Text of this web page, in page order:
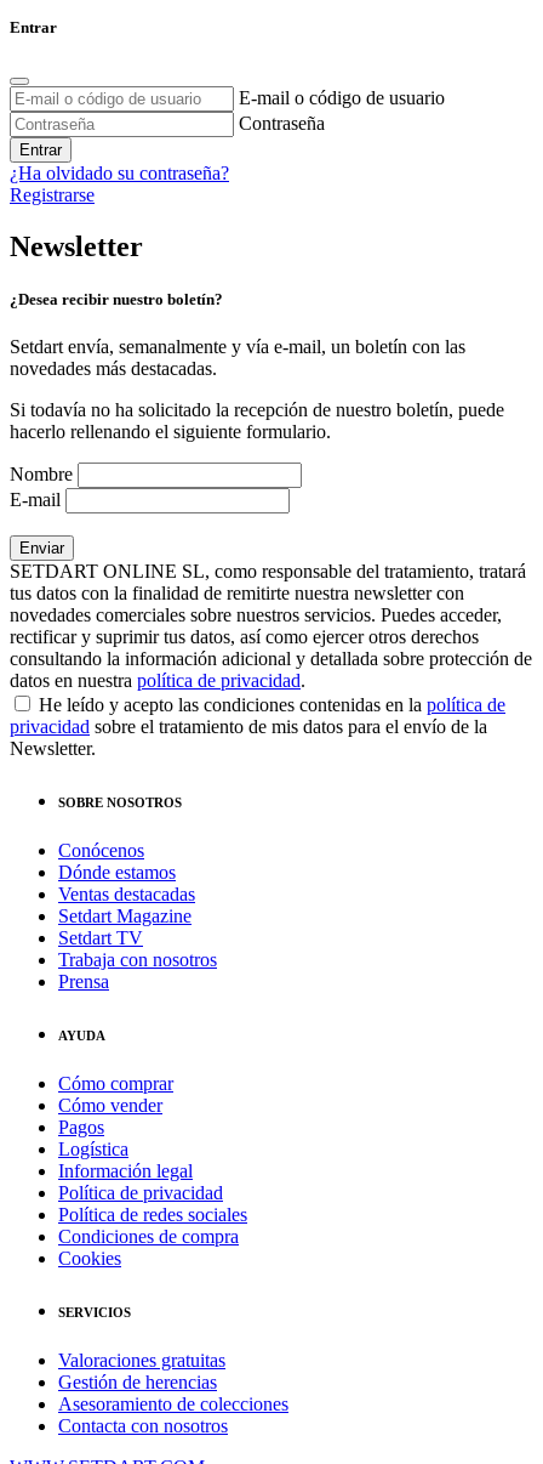
Entrar
E-mail o código de usuario
Contraseña
Entrar
¿Ha olvidado su contraseña?
Registrarse
Newsletter
¿Desea recibir nuestro boletín?
Setdart envía, semanalmente y vía e-mail, un boletín con las
novedades más destacadas.
Si todavía no ha solicitado la recepción de nuestro boletín, puede
hacerlo rellenando el siguiente formulario.
Nombre
E-mail
SETDART ONLINE SL, como responsable del tratamiento, tratará
tus datos con la finalidad de remitirte nuestra newsletter con
novedades comerciales sobre nuestros servicios. Puedes acceder,
rectificar y suprimir tus datos, así como ejercer otros derechos
consultando la información adicional y detallada sobre protección de
datos en nuestra política de privacidad.
He leído y acepto las condiciones contenidas en la política de
privacidad sobre el tratamiento de mis datos para el envío de la
Newsletter.
SOBRE NOSOTROS
Conócenos
Dónde estamos
Ventas destacadas
Setdart Magazine
Setdart TV
Trabaja con nosotros
Prensa
AYUDA
Cómo comprar
Cómo vender
Pagos
Logística
Información legal
Política de privacidad
Política de redes sociales
Condiciones de compra
Cookies
SERVICIOS
Valoraciones gratuitas
Gestión de herencias
Asesoramiento de colecciones
Contacta con nosotros